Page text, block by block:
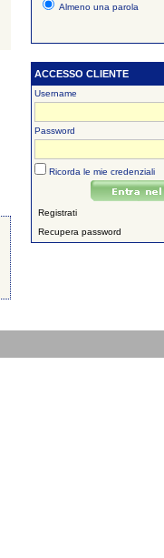
Almeno una parola
ACCESSO CLIENTE
Username
Password
Ricorda le mie credenziali
Registrati
Recupera password